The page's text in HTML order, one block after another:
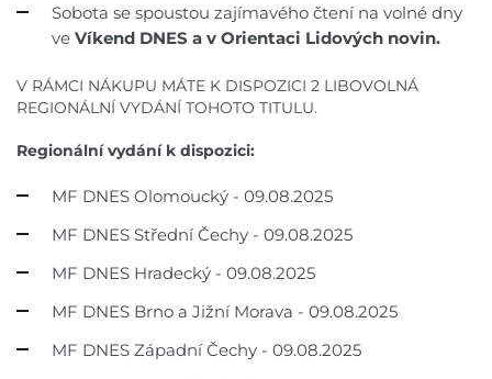
Sobota se spoustou zajímavého čtení na volné dny
ve Víkend DNES a v Orientaci Lidových novin.
V RÁMCI NÁKUPU MÁTE K DISPOZICI 2 LIBOVOLNÁ
REGIONÁLNÍ VYDÁNÍ TOHOTO TITULU.
Regionální vydání k dispozici:
MF DNES Olomoucký - 09.08.2025
MF DNES Střední Čechy - 09.08.2025
MF DNES Hradecký - 09.08.2025
MF DNES Brno a Jižní Morava - 09.08.2025
MF DNES Západní Čechy - 09.08.2025